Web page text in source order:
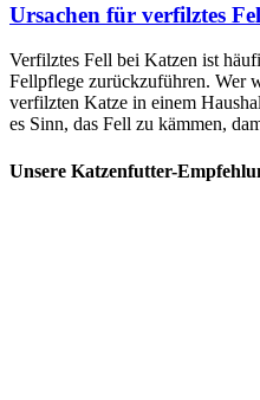
Ursachen für verfilztes
Verfilztes Fell bei Katzen ist
Fellpflege zurückzuführen. Wer
verfilzten Katze in einem
es Sinn, das Fell zu kämmen,
Unsere Katzenfutter-